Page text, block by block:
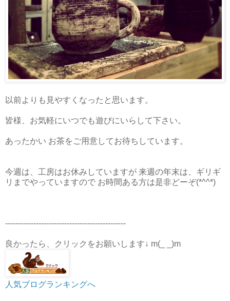
以前よりも見やすくなったと思います。
皆様、お気軽にいつでも遊びにいらして下さい。
あったかい お茶をご用意してお待ちしています。
今週は、工房はお休みしていますが 来週の年末は、ギリギ
リまでやっていますので お時間ある方は是非どーぞ(*^^*)
-----------------------------------------------
良かったら、クリックをお願いします↓ m(_ _)m
人気ブログランキングへ